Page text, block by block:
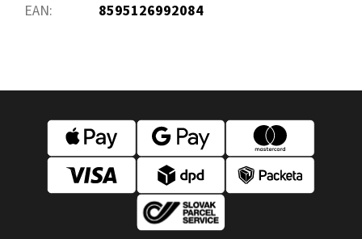
EAN: 8595126992084